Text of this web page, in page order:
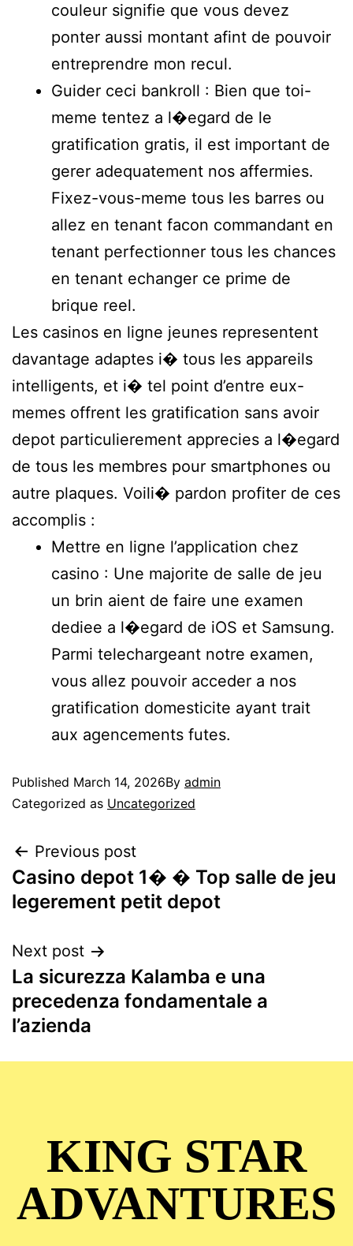
couleur signifie que vous devez
ponter aussi montant afint de pouvoir
entreprendre mon recul.
Guider ceci bankroll : Bien que toi-
meme tentez a l�egard de le
gratification gratis, il est important de
gerer adequatement nos affermies.
Fixez-vous-meme tous les barres ou
allez en tenant facon commandant en
tenant perfectionner tous les chances
en tenant echanger ce prime de
brique reel.
Les casinos en ligne jeunes representent
davantage adaptes i� tous les appareils
intelligents, et i� tel point d’entre eux-
memes offrent les gratification sans avoir
depot particulierement apprecies a l�egard
de tous les membres pour smartphones ou
autre plaques. Voili� pardon profiter de ces
accomplis :
Mettre en ligne l’application chez
casino : Une majorite de salle de jeu
un brin aient de faire une examen
dediee a l�egard de iOS et Samsung.
Parmi telechargeant notre examen,
vous allez pouvoir acceder a nos
gratification domesticite ayant trait
aux agencements futes.
Published March 14, 2026By admin
Categorized as Uncategorized
Previous post
Casino depot 1� � Top salle de jeu
legerement petit depot
Next post
La sicurezza Kalamba e una
precedenza fondamentale a
l’azienda
KING STAR
ADVANTURES